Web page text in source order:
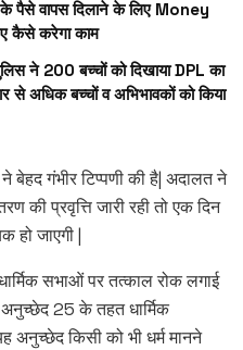
वापस दिलाने के लिए Money
करेगा काम
ने 200 बच्चों को दिखाया DPL का
अधिक बच्चों व अभिभावकों को किया
ने बेहद गंभीर टिप्पणी की है| अदालत ने
की प्रवृत्ति जारी रही तो एक दिन
हो जाएगी |
सभाओं पर तत्काल रोक लगाई
25 के तहत धार्मिक
किसी को भी धर्म मानने